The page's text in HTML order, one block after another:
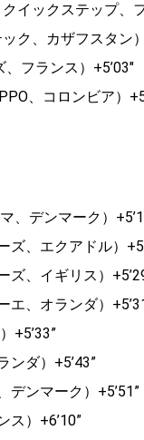
イックステップ、
ク、カザフスタン）
、フランス）
、コロンビア）
、デンマーク）
、エクアドル）
、イギリス）
、オランダ）
+5’33”
ダ）+5’43”
ンマーク）+5’51”
）+6’10”